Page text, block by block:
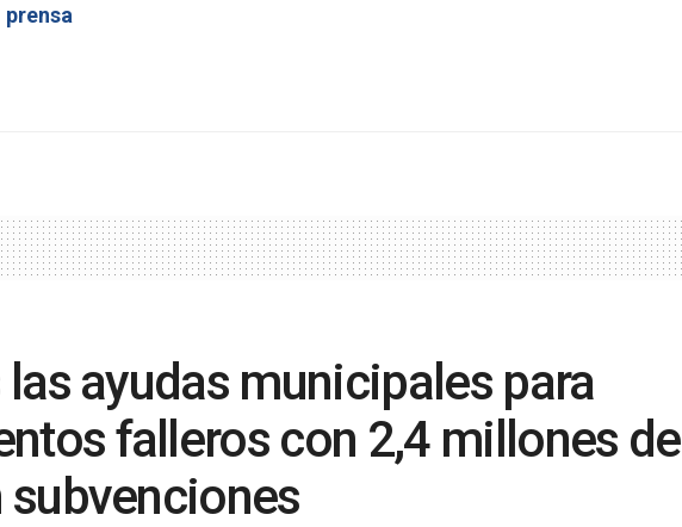
prensa
ayudas municipales para
falleros con 2,4 millones de
subvenciones